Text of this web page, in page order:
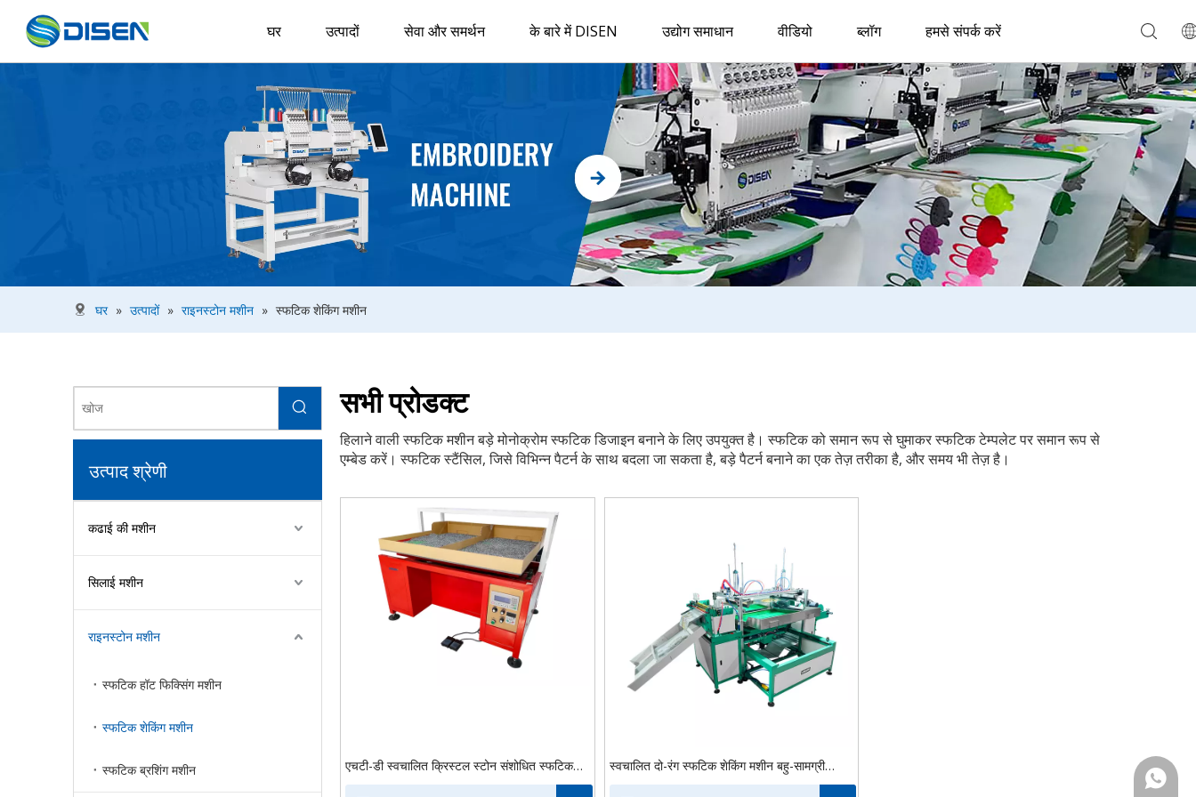
घर उत्पादों सेवा और समर्थन के बारे में DISEN उद्योग समाधान वीडियो ब्लॉग हमसे संपर्क करें
घर » उत्पादों » राइनस्टोन मशीन » स्फटिक शेकिंग मशीन
उत्पाद श्रेणी
कढाई की मशीन
सिलाई मशीन
राइनस्टोन मशीन
स्फटिक हॉट फिक्सिंग मशीन
स्फटिक शेकिंग मशीन
स्फटिक ब्रशिंग मशीन
सभी प्रोडक्ट
हिलाने वाली स्फटिक मशीन बड़े मोनोक्रोम स्फटिक डिजाइन बनाने के लिए उपयुक्त है। स्फटिक को समान रूप से घुमाकर स्फटिक टेम्पलेट पर समान रूप से
एम्बेड करें। स्फटिक स्टैंसिल, जिसे विभिन्न पैटर्न के साथ बदला जा सकता है, बड़े पैटर्न बनाने का एक तेज़ तरीका है, और समय भी तेज़ है।
एचटी-डी स्वचालित क्रिस्टल स्टोन संशोधित स्फटिक
ट्रांसफर पेपर ब्रशिंग शेकिंग मशीन ब्रश हॉट फिक्स
स्वचालित दो-रंग स्फटिक शेकिंग मशीन बहु-सामग्री
एल्यूमिनियम वस्त्र
+86-